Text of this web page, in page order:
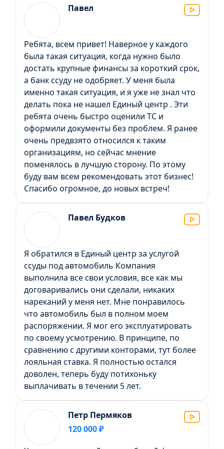
Павел
Ребята, всем привет! Наверное у каждого
была такая ситуация, когда нужно было
достать крупные финансы за короткий срок,
а банк ссуду не одобряет. У меня была
именно такая ситуация, и я уже не знал что
делать пока не нашел Единый центр . Эти
ребята очень быстро оценили ТС и
оформили документы без проблем. Я ранее
очень предвзято относился к таким
организациям, но сейчас мнение
поменялось в лучшую сторону. По этому
буду вам всем рекомендовать этот бизнес!
Спасибо огромное, до новых встреч!
Павел Будков
Я обратился в Единый центр за услугой
ссуды под автомобиль Компания
выполнила все свои условия, все как мы
договаривались они сделали, никаких
нареканий у меня нет. Мне понравилось
что автомобиль был в полном моем
распоряжении. Я мог его эксплуатировать
по своему усмотрению. В принципе, по
сравнению с другими конторами, тут более
лояльная ставка. Я полностью остался
доволен, теперь буду потихоньку
выплачивать в течении 5 лет.
Петр Пермяков
120 000 ₽